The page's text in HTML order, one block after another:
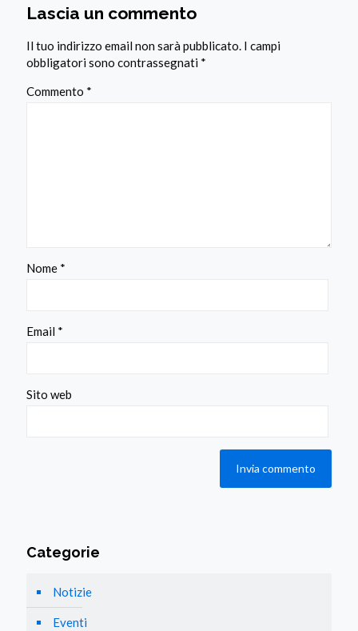
Lascia un commento
Il tuo indirizzo email non sarà pubblicato. I campi
obbligatori sono contrassegnati *
Commento *
Nome *
Email *
Sito web
Categorie
Notizie
Eventi